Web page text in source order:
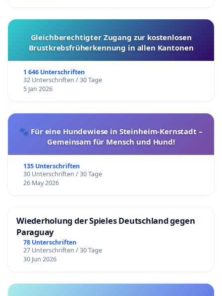
Gleichberechtigter Zugang zur kostenlosen
Brustkrebsfrüherkennung in allen Kantonen
1 646 Unterschriften
32 Unterschriften / 30 Tage
5 Jan 2026
🐾 Für eine Hundewiese in Steinheim-Kernstadt –
Gemeinsam für Mensch und Hund!
135 Unterschriften
30 Unterschriften / 30 Tage
26 May 2026
Wiederholung der Spieles Deutschland gegen
Paraguay
78 Unterschriften
27 Unterschriften / 30 Tage
30 Jun 2026